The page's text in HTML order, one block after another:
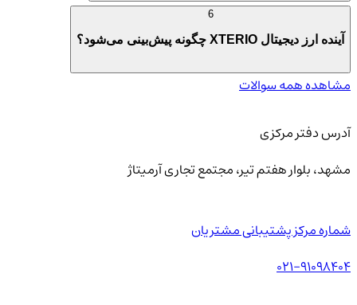
آینده ارز دیجیتال XTERIO چگونه پیش‌بینی می‌شود؟
مشاهده همه سوالات
آدرس دفتر مرکزی
مشهد، بلوار هفتم تیر، مجتمع تجاری آرمیتاژ
شماره مرکز پشتیبانی مشتریان
021-91098404